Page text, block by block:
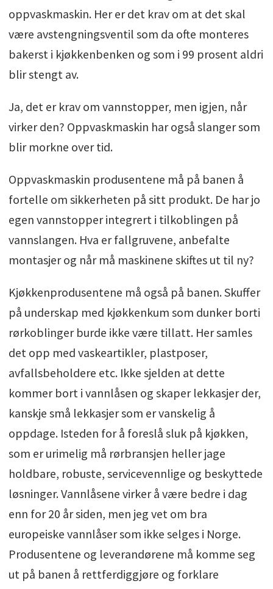
oppvaskmaskin. Her er det krav om at det skal
være avstengningsventil som da ofte monteres
bakerst i kjøkkenbenken og som i 99 prosent aldri
blir stengt av.
Ja, det er krav om vannstopper, men igjen, når
virker den? Oppvaskmaskin har også slanger som
blir morkne over tid.
Oppvaskmaskin produsentene må på banen å
fortelle om sikkerheten på sitt produkt. De har jo
egen vannstopper integrert i tilkoblingen på
vannslangen. Hva er fallgruvene, anbefalte
montasjer og når må maskinene skiftes ut til ny?
Kjøkkenprodusentene må også på banen. Skuffer
på underskap med kjøkkenkum som dunker borti
rørkoblinger burde ikke være tillatt. Her samles
det opp med vaskeartikler, plastposer,
avfallsbeholdere etc. Ikke sjelden at dette
kommer bort i vannlåsen og skaper lekkasjer der,
kanskje små lekkasjer som er vanskelig å
oppdage. Isteden for å foreslå sluk på kjøkken,
som er urimelig må rørbransjen heller jage
holdbare, robuste, servicevennlige og beskyttede
løsninger. Vannlåsene virker å være bedre i dag
enn for 20 år siden, men jeg vet om bra
europeiske vannlåser som ikke selges i Norge.
Produsentene og leverandørene må komme seg
ut på banen å rettferdiggjøre og forklare